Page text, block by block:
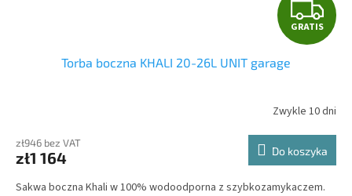
G
R
T
I
S
GRATIS
Torba boczna KHALI 20-26L UNIT garage
Zwykle 10 dni
zł946 bez VAT
zł1 164 Do koszyka
Sakwa boczna Khali w 100% wodoodporna z szybkozamykaczem.